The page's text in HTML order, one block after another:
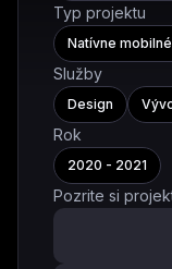
Typ projektu
Natívne
Služby
Design
Rok
2020 - 2021
Pozrite si